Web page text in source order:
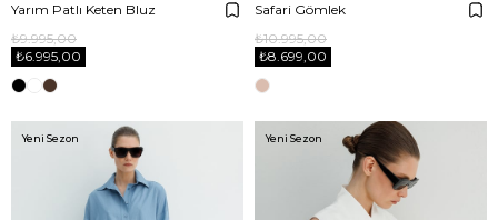
Yarım Patlı Keten Bluz
₺6.995,00
₺9.995,00
Safari Gömlek
₺8.699,00
₺10.995,00
Yeni Sezon Yeni Sezon